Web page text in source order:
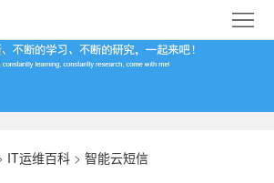
IT运维百科 > 智能云短信